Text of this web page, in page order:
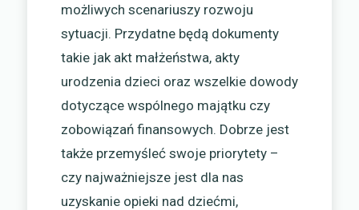
możliwych scenariuszy rozwoju
sytuacji. Przydatne będą dokumenty
takie jak akt małżeństwa, akty
urodzenia dzieci oraz wszelkie dowody
dotyczące wspólnego majątku czy
zobowiązań finansowych. Dobrze jest
także przemyśleć swoje priorytety –
czy najważniejsze jest dla nas
uzyskanie opieki nad dziećmi,